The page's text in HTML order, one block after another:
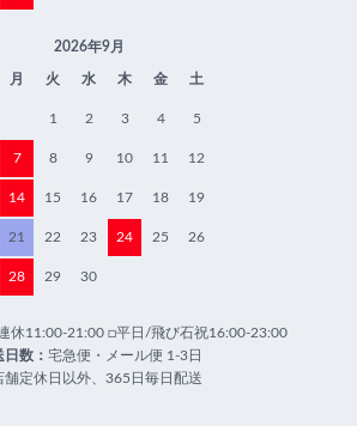
2026年9月
月 火 水 木 金 土
1 2 3 4 5
7 8 9 10 11 12
14 15 16 17 18 19
21 22 23 24 25 26
28 29 30
休11:00-21:00 □平日/飛び石祝16:00-23:00
日数： 宅急便・メール便 1-3日
定休日以外、365日毎日配送